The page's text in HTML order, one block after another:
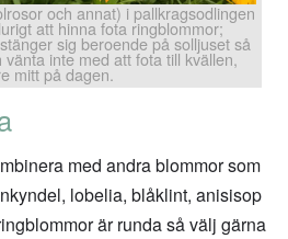
och annat) i pallkragsodlingen
att hinna fota ringblommor;
sig beroende på solljuset så
inte med att fota till kvällen,
mitt på dagen.
med andra blommor som
lobelia, blåklint, anisisop
är runda så välj gärna